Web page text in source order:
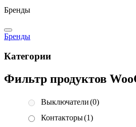
Бренды
Бренды
Категории
Фильтр продуктов
Выключатели(0)
Контакторы(1)